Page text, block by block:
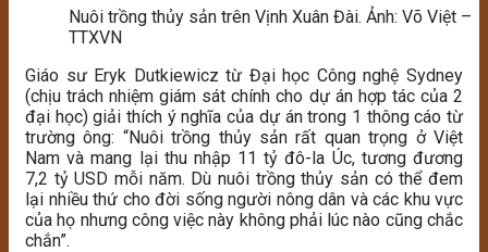
Nuôi trồng thủy sản trên Vịnh Xuân Đài. Ảnh: Võ Việt –
TTXVN
Giáo sư Eryk Dutkiewicz từ Đại học Công nghệ Sydney
(chịu trách nhiệm giám sát chính cho dự án hợp tác của 2
đại học) giải thích ý nghĩa của dự án trong 1 thông cáo từ
trường ông: “Nuôi trồng thủy sản rất quan trọng ở Việt
Nam và mang lại thu nhập 11 tỷ đô-la Úc, tương đương
7,2 tỷ USD mỗi năm. Dù nuôi trồng thủy sản có thể đem
lại nhiều thứ cho đời sống người nông dân và các khu vực
của họ nhưng công việc này không phải lúc nào cũng chắc
chắn”.